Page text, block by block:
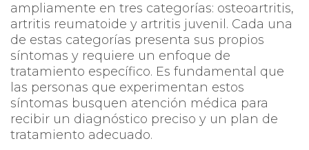
ampliamente en tres categorías: osteoartritis,
artritis reumatoide y artritis juvenil. Cada una
de estas categorías presenta sus propios
síntomas y requiere un enfoque de
tratamiento específico. Es fundamental que
las personas que experimentan estos
síntomas busquen atención médica para
recibir un diagnóstico preciso y un plan de
tratamiento adecuado.